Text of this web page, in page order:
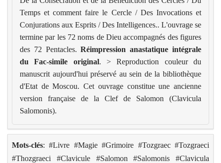
Temps et comment faire le Cercle / Des Invocations et
Conjurations aux Esprits / Des Intelligences.. L'ouvrage se
termine par les 72 noms de Dieu accompagnés des figures
des 72 Pentacles.Réimpression anastatique intégrale
du Fac-simile original.
> Reproduction couleur du
manuscrit aujourd'hui préservé au sein de la bibliothèque
d'Etat de Moscou. Cet ouvrage constitue une ancienne
version française de la Clef de Salomon (Clavicula
Salomonis).
Mots-clés: #Livre #Magie #Grimoire #Tozgraec #Tozgraeci
#Thozgraeci #Clavicule #Salomon #Salomonis #Clavicula